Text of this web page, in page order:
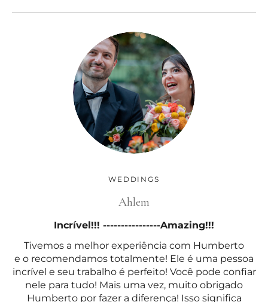
WEDDINGS
Ahlem
Incrível!!! ----------------Amazing!!!
Tivemos a melhor experiência com Humberto
e o recomendamos totalmente! Ele é uma pessoa
incrível e seu trabalho é perfeito! Você pode confiar
nele para tudo! Mais uma vez, muito obrigado
Humberto por fazer a diferença! Isso significa